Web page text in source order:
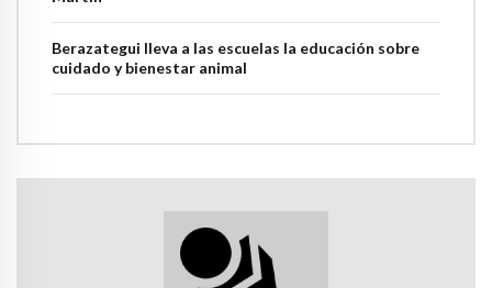
Berazategui lleva a las escuelas la educación sobre
cuidado y bienestar animal